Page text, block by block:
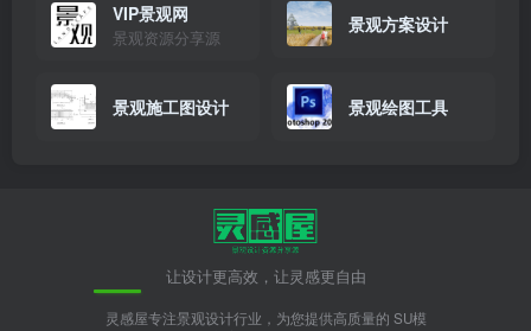
VIP景观网
景观资源分享源
景观方案设计
景观施工图设计 景观绘图工具
让设计更高效，让灵感更自由
灵感屋专注景观设计行业，为您提供高质量的 SU模